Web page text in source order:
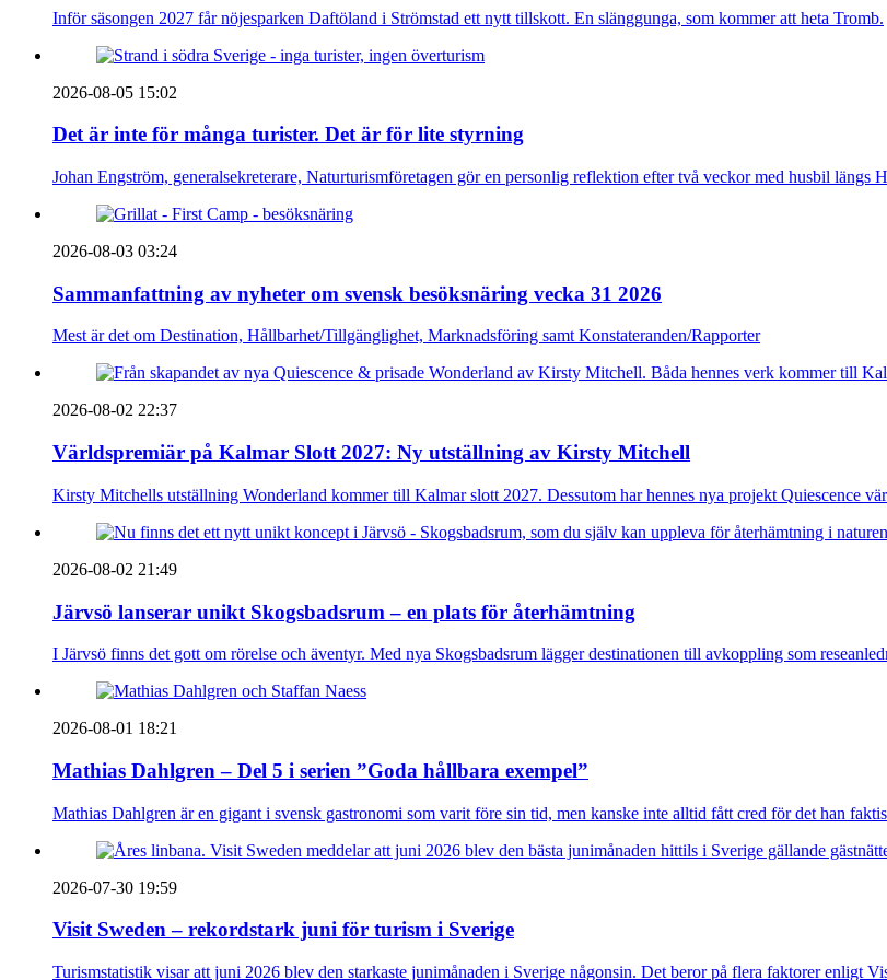
Inför säsongen 2027 får nöjesparken Daftöland i Strömstad ett nytt tillskott. En slänggunga, som kommer att heta Tromb.
2026-08-05 15:02
Det är inte för många turister. Det är för lite styrning
Johan Engström, generalsekreterare, Naturturismföretagen gör en personlig reflektion efter två veckor med husbil längs
2026-08-03 03:24
Sammanfattning av nyheter om svensk besöksnäring vecka 31 2026
Mest är det om Destination, Hållbarhet/Tillgänglighet, Marknadsföring samt Konstateranden/Rapporter
2026-08-02 22:37
Världspremiär på Kalmar Slott 2027: Ny utställning av Kirsty Mitchell
Kirsty Mitchells utställning Wonderland kommer till Kalmar slott 2027. Dessutom har hennes nya projekt Quiescence
2026-08-02 21:49
Järvsö lanserar unikt Skogsbadsrum – en plats för återhämtning
I Järvsö finns det gott om rörelse och äventyr. Med nya Skogsbadsrum lägger destinationen till avkoppling som
2026-08-01 18:21
Mathias Dahlgren – Del 5 i serien ”Goda hållbara exempel”
Mathias Dahlgren är en gigant i svensk gastronomi som varit före sin tid, men kanske inte alltid fått cred för det han
2026-07-30 19:59
Visit Sweden – rekordstark juni för turism i Sverige
Turismstatistik visar att juni 2026 blev den starkaste junimånaden i Sverige någonsin. Det beror på flera faktorer enligt